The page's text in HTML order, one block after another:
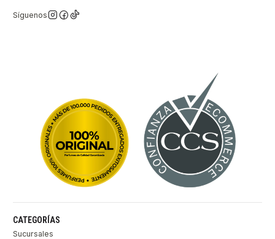
Síguenos
CATEGORÍAS
Sucursales